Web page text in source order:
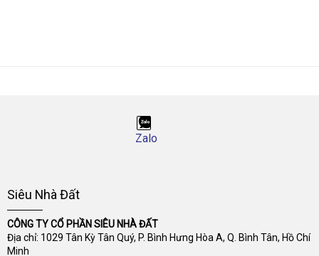
Zalo
Siêu Nhà Đất
CÔNG TY CỔ PHẦN SIÊU NHÀ ĐẤT
Địa chỉ: 1029 Tân Kỳ Tân Quý, P. Bình Hưng Hòa A, Q. Bình Tân, Hồ Chí
Minh